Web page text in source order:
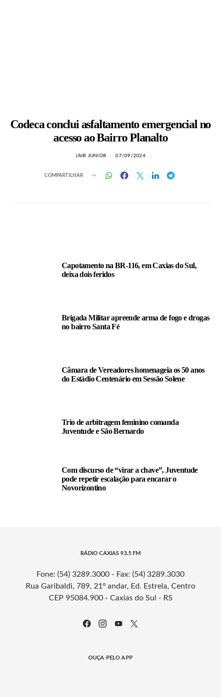
Codeca conclui asfaltamento emergencial no
acesso ao Bairro Planalto
JAIR JUNIOR 07/09/2024
COMPARTILHAR
Capotamento na BR-116, em Caxias do Sul,
deixa dois feridos
Brigada Militar apreende arma de fogo e drogas
no bairro Santa Fé
Câmara de Vereadores homenageia os 50 anos
do Estádio Centenário em Sessão Solene
Trio de arbitragem feminino comanda
Juventude e São Bernardo
Com discurso de “virar a chave”, Juventude
pode repetir escalação para encarar o
Novorizontino
RÁDIO CAXIAS 93.5 FM
Fone: (54) 3289.3000 - Fax: (54) 3289.3030
Rua Garibaldi, 789, 21º andar, Ed. Estrela, Centro
CEP 95084.900 - Caxias do Sul - RS
OUÇA PELO APP